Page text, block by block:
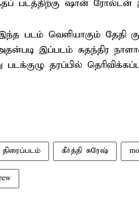
படத்திற்கு ஷான்
படம் வெளியாகும் தேதி
இப்படம் சுதந்திர
தரப்பில்
திரைப்படம் கீர்த்தி சுரேஷ்